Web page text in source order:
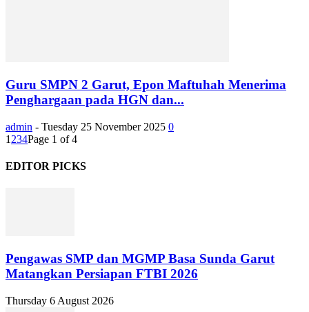
Guru SMPN 2 Garut, Epon Maftuhah Menerima
Penghargaan pada HGN dan...
admin - Tuesday 25 November 2025 0
1 234Page 1 of 4
EDITOR PICKS
Pengawas SMP dan MGMP Basa Sunda Garut
Matangkan Persiapan FTBI 2026
Thursday 6 August 2026